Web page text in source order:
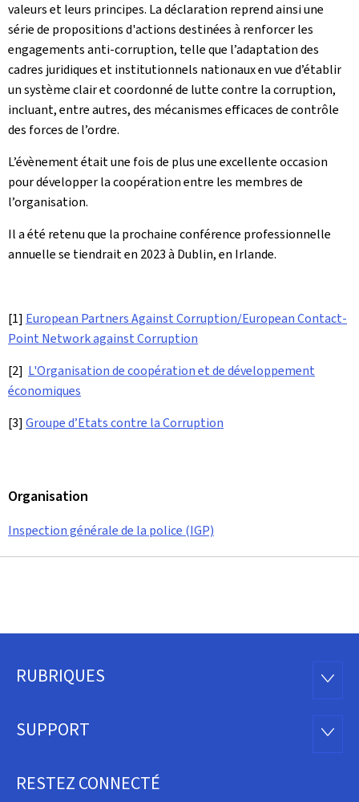
valeurs et leurs principes. La déclaration reprend ainsi une
série de propositions d'actions destinées à renforcer les
engagements anti-corruption, telle que l’adaptation des
cadres juridiques et institutionnels nationaux en vue d’établir
un système clair et coordonné de lutte contre la corruption,
incluant, entre autres, des mécanismes efficaces de contrôle
des forces de l’ordre.
L’évènement était une fois de plus une excellente occasion
pour développer la coopération entre les membres de
l’organisation.
Il a été retenu que la prochaine conférence professionnelle
annuelle se tiendrait en 2023 à Dublin, en Irlande.
[1] European Partners Against Corruption/European Contact-
Point Network against Corruption
[2] L'Organisation de coopération et de développement
économiques
[3]Groupe d’Etats contre la Corruption
Organisation
Inspection générale de la police (IGP)
Pied
page
RUBRIQUES
SUPPORT
RESTEZ CONNECTÉ